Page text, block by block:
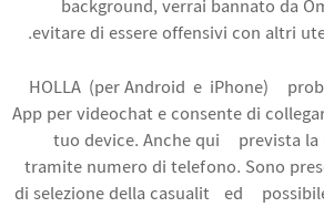
background, verrai bannato da
evitare di essere offensivi con altri
HOLLA (per Android e iPhone) è
App per videochat e consente di
tuo device. Anche qui è prevista
tramite numero di telefono. Sono
di selezione della casualità ed è